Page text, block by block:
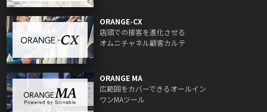
ORANGE-CX
店頭での接客を進化させる
オムニチャネル顧客カルテ
ORANGE MA
広範囲をカバーできるオールイン
ワンMAツール